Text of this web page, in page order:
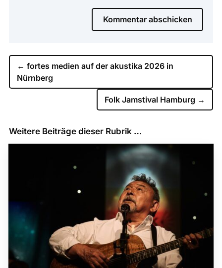
Kommentar abschicken
← fortes medien auf der akustika 2026 in
Nürnberg
Folk Jamstival Hamburg →
Weitere Beiträge dieser Rubrik …